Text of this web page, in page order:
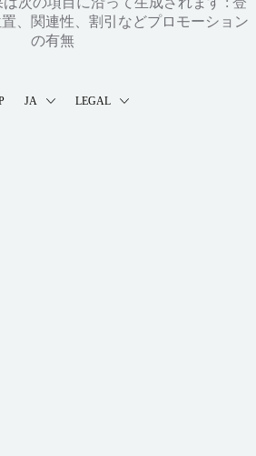
、関連性、割引などプロモーション
の有無
JA LEGAL